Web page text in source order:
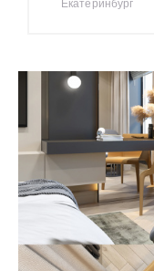
Екатеринбург